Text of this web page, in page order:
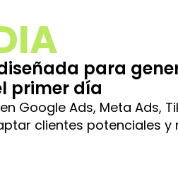
para
primer día
Google Ads, Meta Ads,
clientes potenciales y